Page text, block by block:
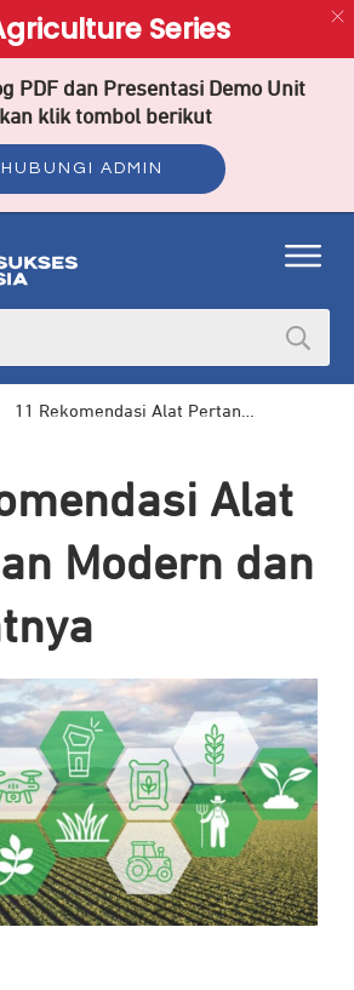
11 Rekomendasi Alat Pertanian Modern dan Manfaatnya
Alat
Modern dan
Series
PDF dan Presentasi Demo Unit
klik tombol berikut
HUBUNGI ADMIN